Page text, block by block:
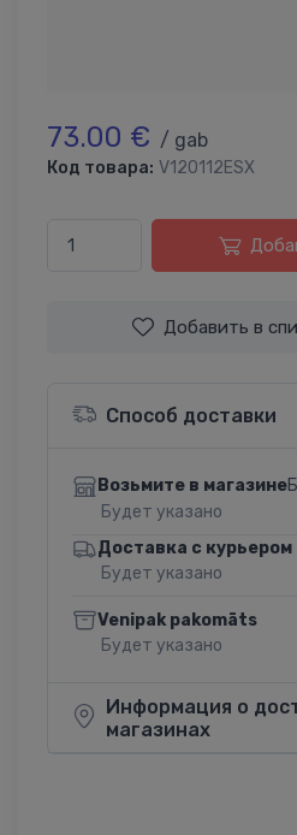
73.00 € / gab
Код товара: V120112ESX
Добавить в
Способ доставки
Возьмите в магазине
Будет указано
Доставка с курьером
Будет указано
Venipak pakomāts
Будет указано
Информация о
магазинах